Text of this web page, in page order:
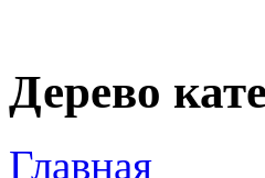
Дерево
Главная